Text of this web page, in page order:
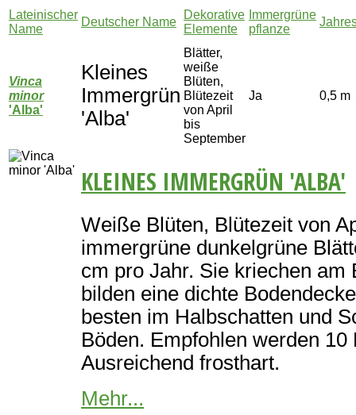
Lateinischer
Name
Deutscher Name
Dekorative
Elemente
Immergrüne
pflanze
Vinca
minor
'Alba'
Kleines
Immergrün
'Alba'
Blätter,
weiße
Blüten,
Blütezeit
von April
bis
September
Ja 0,5 m
KLEINES IMMERGRÜN 'ALBA'
Weiße Blüten, Blütezeit von
immergrüne dunkelgrüne
cm pro Jahr. Sie kriechen am
bilden eine dichte
besten im Halbschatten und
Böden. Empfohlen werden
Ausreichend frosthart.
Mehr...